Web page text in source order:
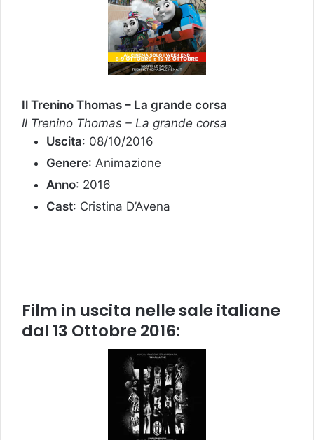
Il Trenino Thomas – La grande corsa
Il Trenino Thomas – La grande corsa
Uscita: 08/10/2016
Genere: Animazione
Anno: 2016
Cast: Cristina D’Avena
Film in uscita nelle sale italiane
dal 13 Ottobre 2016: